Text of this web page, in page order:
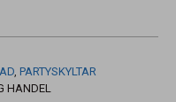
PARTYSKYLTAR
HANDEL